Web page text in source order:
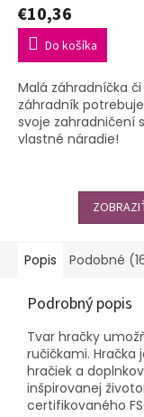
€10,36
Do košíka
Malá záhradníčka či
záhradník
svoje zahradničení
vlastné náradie!
Popis Podobné
Podrobný popis
Tvar hračky
ručičkami. Hračka
hračiek a
inšpirovanej
certifikovaného